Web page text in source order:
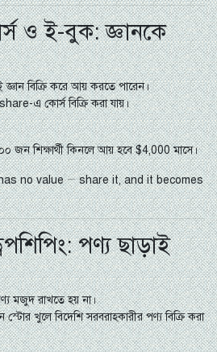
ও ই-বুক: জ্ঞানকে
জ্ঞান বিক্রি করে আয় করতে পারেন।
এ কোর্স বিক্রি করা যায়।
জন শিক্ষার্থী কিনলে আয় হবে $4,000 মাসে।
no value — share it, and it becomes
পণ্য ছাড়াই
মজুদ রাখতে হয় না।
খুলে বিদেশি সরবরাহকারীর পণ্য বিক্রি করা